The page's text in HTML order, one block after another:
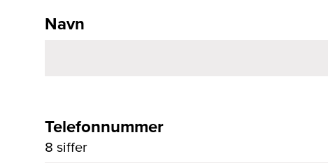
Navn
Telefonnummer
8 siffer